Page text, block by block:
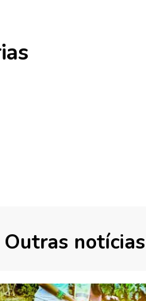
Outras notícias